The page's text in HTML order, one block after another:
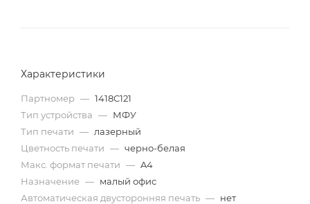
Характеристики
Партномер — 1418C121
Тип устройства — МФУ
Тип печати — лазерный
Цветность печати — черно-белая
Макс. формат печати — A4
Назначение — малый офис
Автоматическая двусторонняя печать — нет